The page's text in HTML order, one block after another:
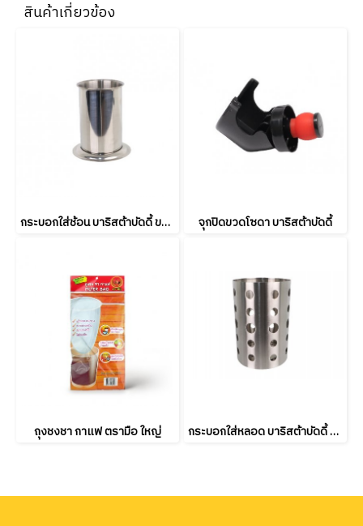
สินค้าเกี่ยวข้อง
กระบอกใส่ช้อน บาริสต้าบัดดี้ ขนาด 8.8*11.2*13 จุกปิดขวดโซดา บาริสต้าบัดดี้
ถุงชงชา กาแฟ ตรามือ ใหญ่ กระบอกใส่หลอด บาริสต้าบัดดี้ ขนาด 15*10ซม.